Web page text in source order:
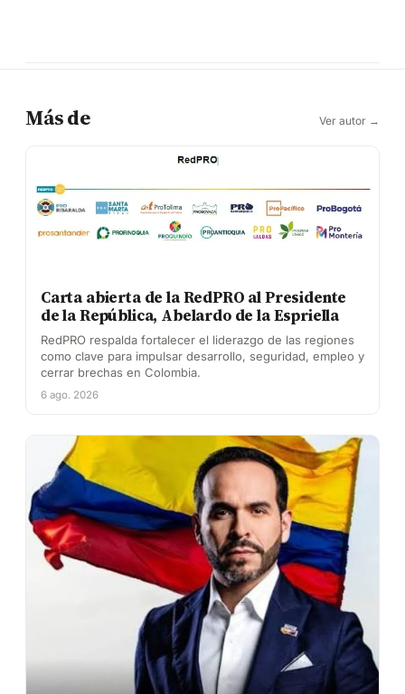
Más de Ver autor →
Carta abierta de la RedPRO al Presidente
de la República, Abelardo de la Espriella
RedPRO respalda fortalecer el liderazgo de las regiones
como clave para impulsar desarrollo, seguridad, empleo y
cerrar brechas en Colombia.
6 ago. 2026